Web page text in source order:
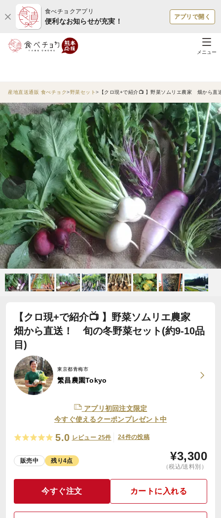
食べチョクアプリ
便利なお知らせが充実！
アプリで開く
メニュー
産地直送通販 食べチョク 野菜セット 【クロ現+で紹介📺 】野菜ソムリエ農家 畑から
【クロ現+で紹介📺 】野菜ソムリエ農家
畑から直送！ 旬の冬野菜セット(約9-10品
目)
東京都青梅市
繁昌農園Tokyo
アプリ初回注文限定
今すぐ使えるクーポンプレゼント中
5.0 レビュー 25件 24件の投稿
販売中 残り4点 ¥3,300
（税込/送料別）
今すぐ注文 カートに入れる